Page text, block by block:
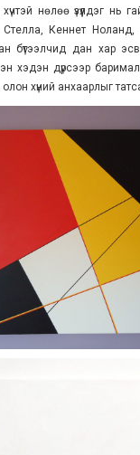
хүчтэй нөлөө үзүүлдэг нь
Стелла, Кеннет
бүтээлчид дан хар
хэдэн дүрсээр
хүний анхаарлыг